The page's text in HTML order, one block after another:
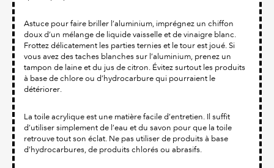
Astuce pour faire briller l’aluminium, imprégnez un chiffon
doux d’un mélange de liquide vaisselle et de vinaigre blanc.
Frottez délicatement les parties ternies et le tour est joué. Si
vous avez des taches blanches sur l’aluminium, prenez un
tampon de laine et du jus de citron. Évitez surtout les produits
à base de chlore ou d’hydrocarbure qui pourraient le
détériorer.
La toile acrylique est une matière facile d’entretien. Il suffit
d’utiliser simplement de l’eau et du savon pour que la toile
retrouve tout son éclat. Ne pas utiliser de produits à base
d’hydrocarbures, de produits chlorés ou abrasifs.